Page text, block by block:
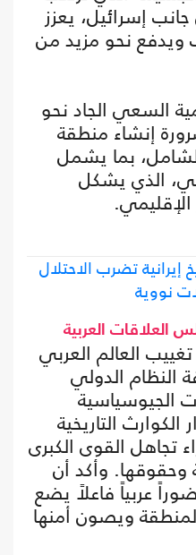
إسرائيل، يعزز
ويدفع نحو مزيد من
السعي الجاد نحو
إنشاء منطقة
بما يشمل
الذي يشكل
الإقليمي.
تضرب الاحتلال
نووية
العلاقات العربية
العالم العربي
الدولي
الجيوسياسية
التاريخية
تجاهل القوى الكبرى
وحقوقها. وأكد أن
عربياً فاعلاً يضع
ويصون أمنها